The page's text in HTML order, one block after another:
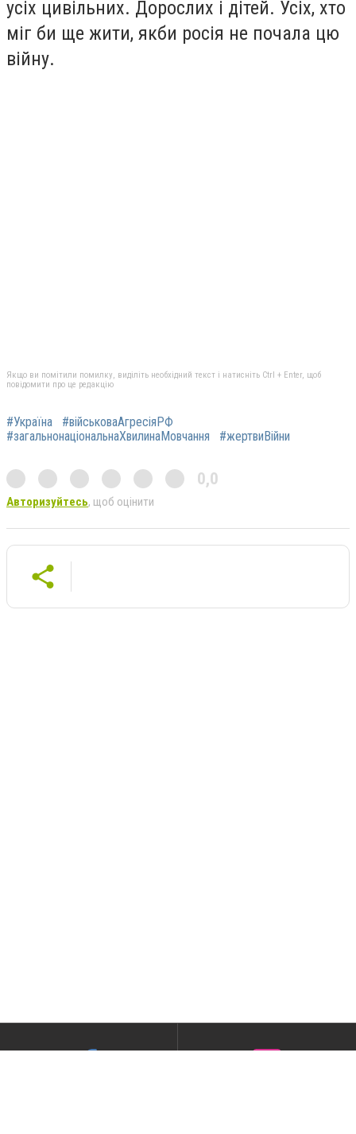
усіх цивільних. Дорослих і дітей. Усіх, хто
міг би ще жити, якби росія не почала цю
війну.
Якщо ви помітили помилку, виділіть необхідний текст і натисніть Ctrl + Enter, щоб
повідомити про це редакцію
#Україна
#військоваАгресіяРФ
#загальнонаціональнаХвилинаМовчання
#жертвиВійни
0,0
Авторизуйтесь, щоб оцінити